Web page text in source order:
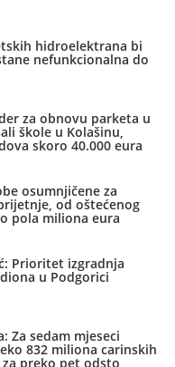
hidroelektrana bi
nefunkcionalna do
za obnovu parketa u
škole u Kolašinu,
skoro 40.000 eura
osumnjičene za
od oštećenog
pola miliona eura
Prioritet izgradnja
u Podgorici
Za sedam mjeseci
832 miliona carinskih
preko pet odsto